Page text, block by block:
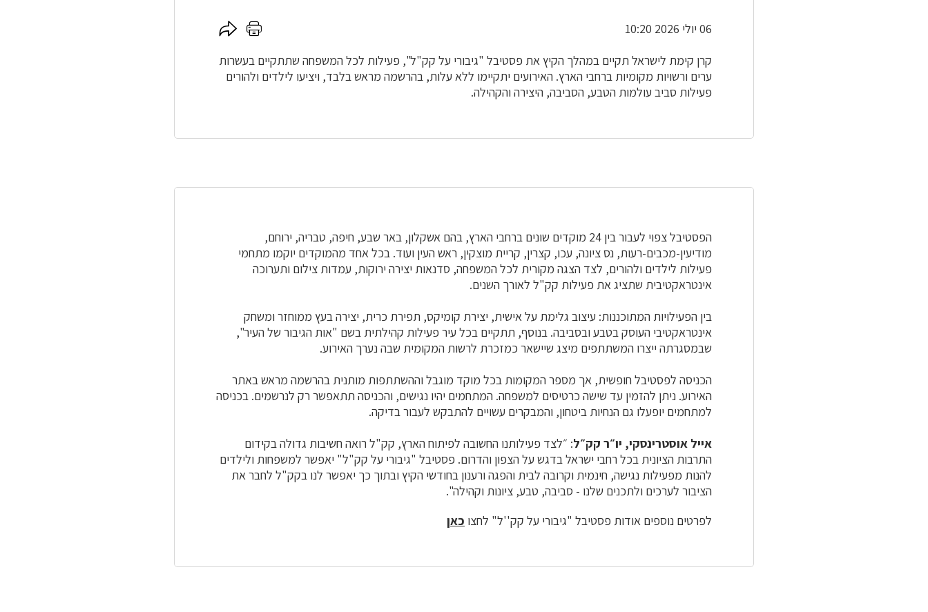
06 יולי 2026 10:20
לחץ
להדפסה
לחץ
לשיתוף
קרן קימת לישראל תקיים במהלך הקיץ את פסטיבל "גיבורי על קק"ל", פעילות לכל המשפחה שתתקיים בעשרות
ערים ורשויות מקומיות ברחבי הארץ. האירועים יתקיימו ללא עלות, בהרשמה מראש בלבד, ויציעו לילדים ולהורים
פעילות סביב עולמות הטבע, הסביבה, היצירה והקהילה.
הפסטיבל צפוי לעבור בין 24 מוקדים שונים ברחבי הארץ, בהם אשקלון, באר שבע, חיפה, טבריה, ירוחם,
מודיעין-מכבים-רעות, נס ציונה, עכו, קצרין, קריית מוצקין, ראש העין ועוד. בכל אחד מהמוקדים יוקמו מתחמי
פעילות לילדים ולהורים, לצד הצגה מקורית לכל המשפחה, סדנאות יצירה ירוקות, עמדות צילום ותערוכה
אינטראקטיבית שתציג את פעילות קק"ל לאורך השנים.
בין הפעילויות המתוכננות: עיצוב גלימת על אישית, יצירת קומיקס, תפירת כרית, יצירה בעץ ממוחזר ומשחק
אינטראקטיבי העוסק בטבע ובסביבה. בנוסף, תתקיים בכל עיר פעילות קהילתית בשם "אות הגיבור של העיר",
שבמסגרתה ייצרו המשתתפים מיצג שיישאר כמזכרת לרשות המקומית שבה נערך האירוע.
הכניסה לפסטיבל חופשית, אך מספר המקומות בכל מוקד מוגבל וההשתתפות מותנית בהרשמה מראש באתר
האירוע. ניתן להזמין עד שישה כרטיסים למשפחה. המתחמים יהיו נגישים, והכניסה תתאפשר רק לנרשמים. בכניסה
למתחמים יופעלו גם הנחיות ביטחון, והמבקרים עשויים להתבקש לעבור בדיקה.
אייל אוסטרינסקי, יו״ר קק״ל: ״לצד פעילותנו החשובה לפיתוח הארץ, קק"ל רואה חשיבות גדולה בקידום
התרבות הציונית בכל רחבי ישראל בדגש על הצפון והדרום. פסטיבל "גיבורי על קק"ל" יאפשר למשפחות ולילדים
להנות מפעילות נגישה, חינמית וקרובה לבית והפגה ורענון בחודשי הקיץ ובתוך כך יאפשר לנו בקק"ל לחבר את
הציבור לערכים ולתכנים שלנו - סביבה, טבע, ציונות וקהילה".
לפרטים נוספים אודות פסטיבל "גיבורי על קק''ל" לחצו כאן